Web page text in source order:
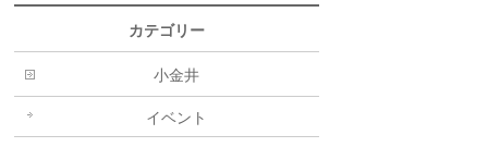
カテゴリー
小金井
イベント